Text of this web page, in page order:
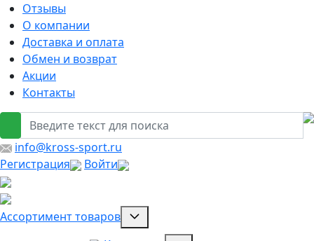
Отзывы
О компании
Доставка и оплата
Обмен и возврат
Акции
Контакты
info@kross-sport.ru
Регистрация
Войти
Ассортимент товаров